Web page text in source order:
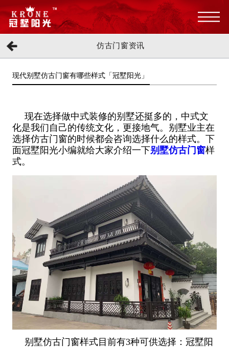
仿古门窗资讯
现代别墅仿古门窗有哪些样式「冠墅阳光」
现在选择做中式装修的别墅还挺多的，中式文
化是我们自己的传统文化，更接地气。别墅业主在
选择仿古门窗的时候都会咨询选择什么的样式。下
面冠墅阳光小编就给大家介绍一下别墅仿古门窗样
式。
别墅仿古门窗样式目前有3种可供选择：冠墅阳